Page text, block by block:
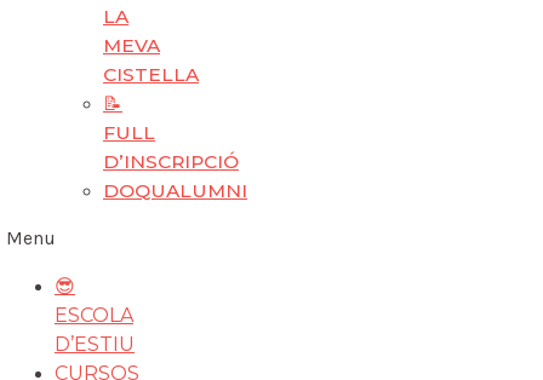
LA
MEVA
CISTELLA
📝
FULL
D’INSCRIPCIÓ
DOQUALUMNI
Menu
😎
ESCOLA
D’ESTIU
CURSOS